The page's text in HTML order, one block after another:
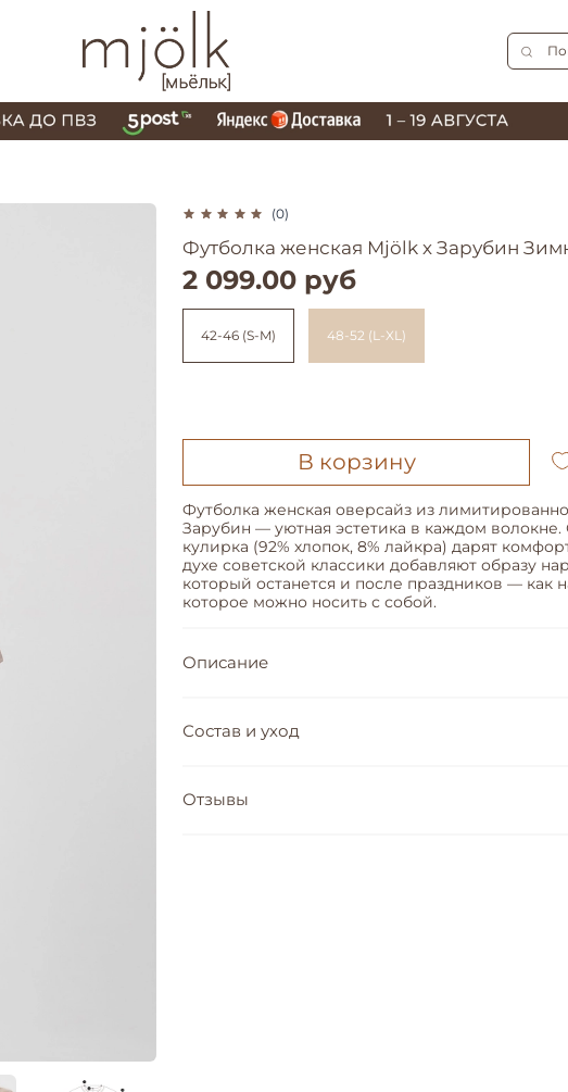
(0)
Футболка женская Mjölk х Зарубин
2 099.00 руб
В корзину
42-46 (S-M) 48-52 (L-XL)
Футболка женская оверсайз из
Зарубин — уютная эстетика в каждом
кулирка (92% хлопок, 8% лайкра) дарят
духе советской классики добавляют образу
который останется и после праздников — как
которое можно носить с собой.
Описание
Состав и уход
Отзывы